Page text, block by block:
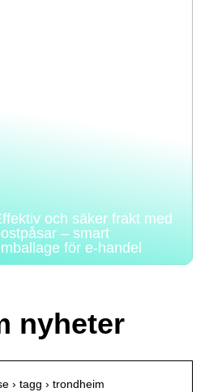
och säker frakt med
– smart
för e-handel
nyheter
› tagg › trondheim